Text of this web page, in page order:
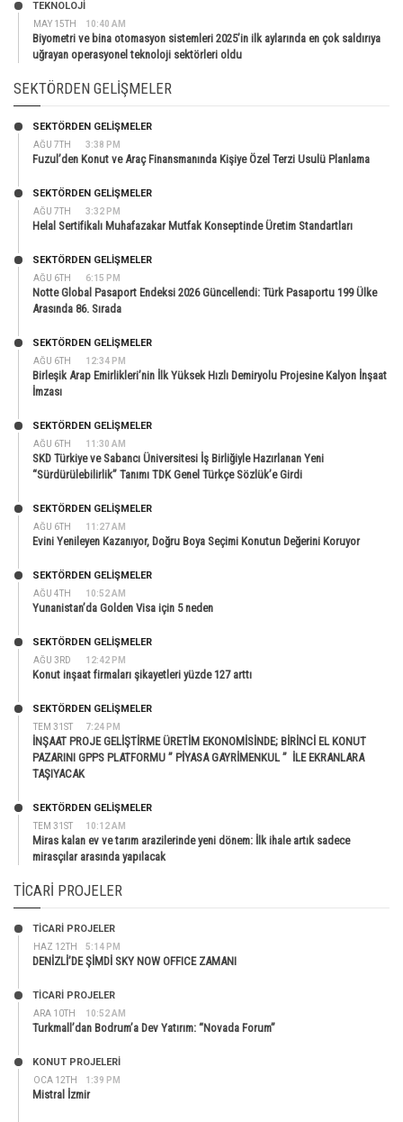
MAY 15TH 10:40 AM
TEKNOLOJİ
Biyometri ve bina otomasyon sistemleri 2025’in ilk aylarında en çok saldırıya
uğrayan operasyonel teknoloji sektörleri oldu
SEKTÖRDEN GELIŞMELER
AĞU 7TH 3:38 PM
SEKTÖRDEN GELIŞMELER
Fuzul’den Konut ve Araç Finansmanında Kişiye Özel Terzi Usulü Planlama
AĞU 7TH 3:32 PM
SEKTÖRDEN GELIŞMELER
Helal Sertifikalı Muhafazakar Mutfak Konseptinde Üretim Standartları
AĞU 6TH 6:15 PM
SEKTÖRDEN GELIŞMELER
Notte Global Pasaport Endeksi 2026 Güncellendi: Türk Pasaportu 199 Ülke
Arasında 86. Sırada
AĞU 6TH 12:34 PM
SEKTÖRDEN GELIŞMELER
Birleşik Arap Emirlikleri’nin İlk Yüksek Hızlı Demiryolu Projesine Kalyon İnşaat
İmzası
AĞU 6TH 11:30 AM
SEKTÖRDEN GELIŞMELER
SKD Türkiye ve Sabancı Üniversitesi İş Birliğiyle Hazırlanan Yeni
“Sürdürülebilirlik” Tanımı TDK Genel Türkçe Sözlük’e Girdi
AĞU 6TH 11:27 AM
SEKTÖRDEN GELIŞMELER
Evini Yenileyen Kazanıyor, Doğru Boya Seçimi Konutun Değerini Koruyor
AĞU 4TH 10:52 AM
SEKTÖRDEN GELIŞMELER
Yunanistan’da Golden Visa için 5 neden
AĞU 3RD 12:42 PM
SEKTÖRDEN GELIŞMELER
Konut inşaat firmaları şikayetleri yüzde 127 arttı
TEM 31ST 7:24 PM
SEKTÖRDEN GELIŞMELER
İNŞAAT PROJE GELİŞTİRME ÜRETİM EKONOMİSİNDE; BİRİNCİ EL KONUT
PAZARINI GPPS PLATFORMU ” PİYASA GAYRİMENKUL ” İLE EKRANLARA
TAŞIYACAK
TEM 31ST 10:12 AM
SEKTÖRDEN GELIŞMELER
Miras kalan ev ve tarım arazilerinde yeni dönem: İlk ihale artık sadece
mirasçılar arasında yapılacak
TICARI PROJELER
HAZ 12TH 5:14 PM
TİCARİ PROJELER
DENİZLİ’DE ŞİMDİ SKY NOW OFFICE ZAMANI
ARA 10TH 10:52 AM
TİCARİ PROJELER
Turkmall’dan Bodrum’a Dev Yatırım: “Novada Forum”
OCA 12TH 1:39 PM
KONUT PROJELERI
Mistral İzmir